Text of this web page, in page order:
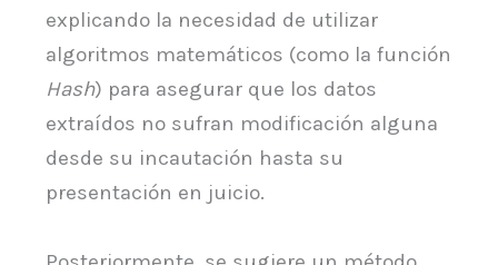
explicando la necesidad de utilizar
algoritmos matemáticos (como la función
Hash) para asegurar que los datos
extraídos no sufran modificación alguna
desde su incautación hasta su
presentación en juicio.